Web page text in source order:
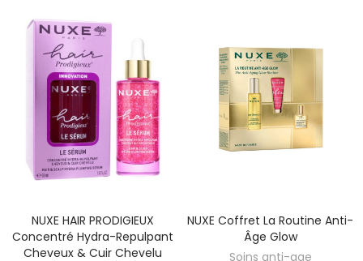
NUXE HAIR PRODIGIEUX
Concentré Hydra-Repulpant
Cheveux & Cuir Chevelu
NUXE Coffret La Routine Anti-
Âge Glow
Soins anti-age